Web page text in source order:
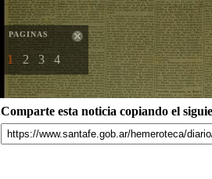
PAGINAS
1 2 3 4
Comparte esta noticia copiando el